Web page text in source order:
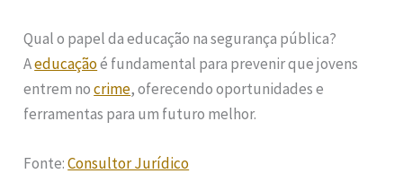
Qual o papel da educação na segurança pública?
Aeducaçãoé fundamental para prevenir que jovens
entrem nocrime, oferecendo oportunidades e
ferramentas para um futuro melhor.
Fonte:Consultor Jurídico